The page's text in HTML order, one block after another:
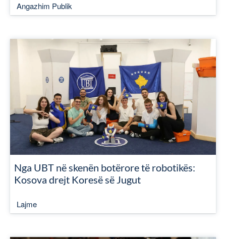
Angazhim Publik
Nga UBT në skenën botërore të robotikës:
Kosova drejt Koresë së Jugut
Lajme